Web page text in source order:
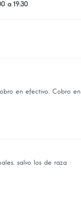
a 19:30
en efectivo, Cobro en
salvo los de raza